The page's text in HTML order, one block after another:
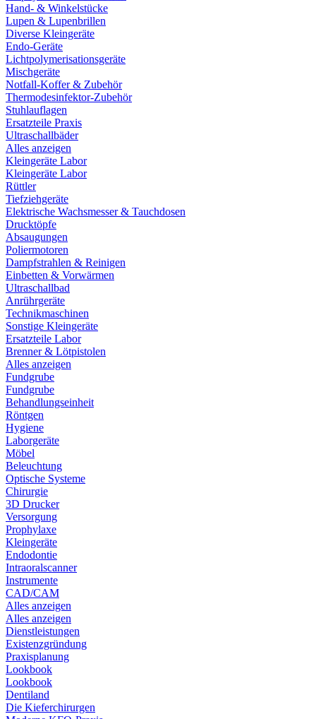
Hand- & Winkelstücke
Lupen & Lupenbrillen
Diverse Kleingeräte
Endo-Geräte
Lichtpolymerisationsgeräte
Mischgeräte
Notfall-Koffer & Zubehör
Thermodesinfektor-Zubehör
Stuhlauflagen
Ersatzteile Praxis
Ultraschallbäder
Alles anzeigen
Kleingeräte Labor
Kleingeräte Labor
Rüttler
Tiefziehgeräte
Elektrische Wachsmesser & Tauchdosen
Drucktöpfe
Absaugungen
Poliermotoren
Dampfstrahlen & Reinigen
Einbetten & Vorwärmen
Ultraschallbad
Anrührgeräte
Technikmaschinen
Sonstige Kleingeräte
Ersatzteile Labor
Brenner & Lötpistolen
Alles anzeigen
Fundgrube
Fundgrube
Behandlungseinheit
Röntgen
Hygiene
Laborgeräte
Möbel
Beleuchtung
Optische Systeme
Chirurgie
3D Drucker
Versorgung
Prophylaxe
Kleingeräte
Endodontie
Intraoralscanner
Instrumente
CAD/CAM
Alles anzeigen
Alles anzeigen
Dienstleistungen
Existenzgründung
Praxisplanung
Lookbook
Lookbook
Dentiland
Die Kieferchirurgen